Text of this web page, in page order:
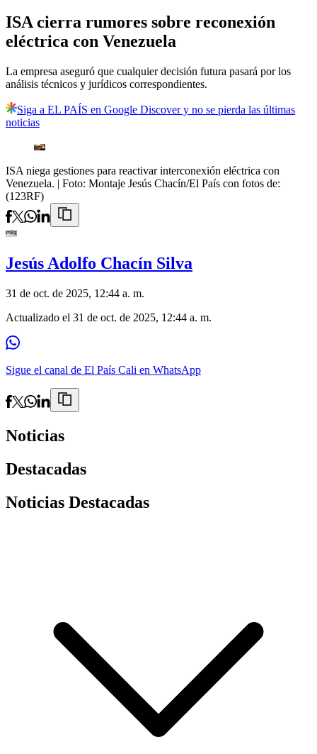
ISA cierra rumores sobre reconexión
eléctrica con Venezuela
La empresa aseguró que cualquier decisión futura pasará por los
análisis técnicos y jurídicos correspondientes.
Siga a EL PAÍS en Google Discover y no se pierda las últimas
noticias
ISA niega gestiones para reactivar interconexión eléctrica con
Venezuela. | Foto: Montaje Jesús Chacín/El País con fotos de:
(123RF)
Jesús Adolfo Chacín Silva
31 de oct. de 2025, 12:44 a. m.
Actualizado el 31 de oct. de 2025, 12:44 a. m.
Sigue el canal de El País Cali en WhatsApp
Noticias
Destacadas
Noticias Destacadas